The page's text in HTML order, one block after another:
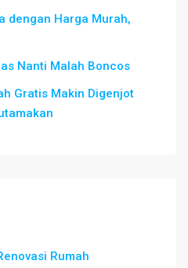
dengan Harga Murah,
Nanti Malah Boncos
Gratis Makin Digenjot
Rumah